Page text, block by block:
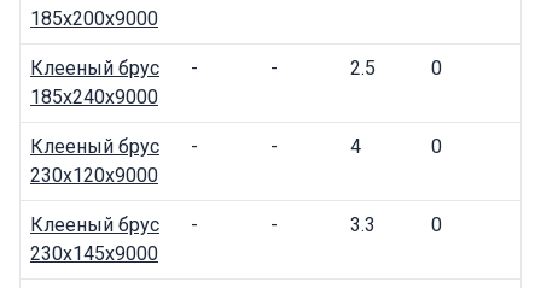
185x200x9000
Клееный брус
185x240x9000
- - 2.5 0
Клееный брус
230x120x9000
- - 4 0
Клееный брус
230x145x9000
- - 3.3 0